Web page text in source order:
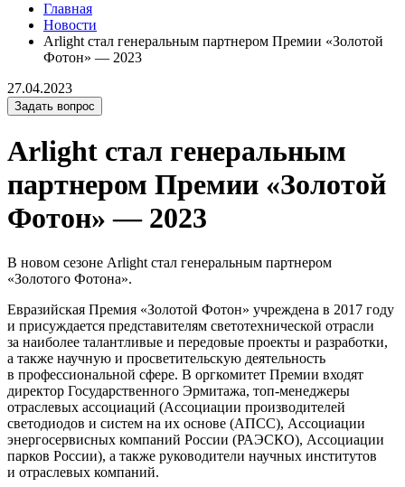
Главная
Новости
Arlight стал генеральным партнером Премии «Золотой
Фотон» — 2023
27.04.2023
Задать вопрос
Arlight стал генеральным
партнером Премии «Золотой
Фотон» — 2023
В новом сезоне Arlight стал генеральным партнером
«Золотого Фотона».
Евразийская Премия «Золотой Фотон» учреждена в 2017 году
и присуждается представителям светотехнической отрасли
за наиболее талантливые и передовые проекты и разработки,
а также научную и просветительскую деятельность
в профессиональной сфере. В оргкомитет Премии входят
директор Государственного Эрмитажа, топ-менеджеры
отраслевых ассоциаций (Ассоциации производителей
светодиодов и систем на их основе (АПСС), Ассоциации
энергосервисных компаний России (РАЭСКО), Ассоциации
парков России), а также руководители научных институтов
и отраслевых компаний.